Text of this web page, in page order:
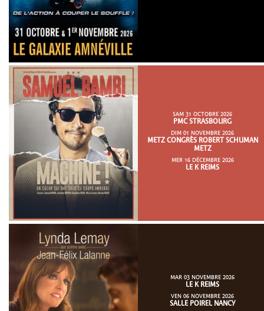
SAM 31 OCTOBRE 2026
PMC STRASBOURG
DIM 01 NOVEMBRE 2026
METZ CONGRÈS ROBERT SCHUMAN
METZ
MER 16 DÉCEMBRE 2026
LE K REIMS
MAR 03 NOVEMBRE 2026
LE K REIMS
VEN 06 NOVEMBRE 2026
SALLE POIREL NANCY